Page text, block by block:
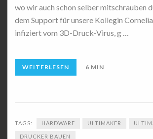
wo wir auch schon selber mitschrauben
dem Support für unsere Kollegin
infiziert vom 3D-Druck-Virus, g …
WEITERLESEN 6 MIN
TAGS: HARDWARE ULTIMAKER
DRUCKER BAUEN